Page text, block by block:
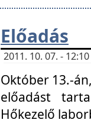
Előadás
2011. 10. 07. -
Október 13.-
előadást
Hőkezelő